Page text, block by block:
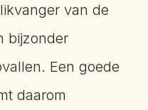
van de
bijzonder
Een goede
daarom